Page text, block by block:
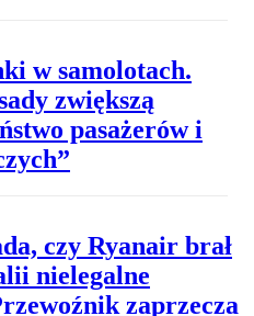
w samolotach.
zwiększą
pasażerów i
czy Ryanair brał
nielegalne
zaprzecza